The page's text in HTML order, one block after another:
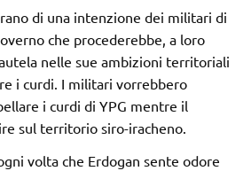
di una intenzione dei militari di
che procederebbe, a loro
nelle sue ambizioni territoriali
i curdi. I militari vorrebbero
i curdi di YPG mentre il
sul territorio siro-iracheno.
volta che Erdogan sente odore